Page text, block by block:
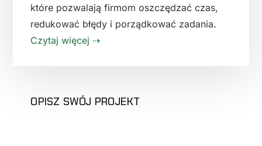
które pozwalają firmom oszczędzać czas,
redukować błędy i porządkować zadania.
Czytaj więcej ⇢
OPISZ SWÓJ PROJEKT